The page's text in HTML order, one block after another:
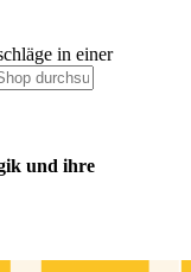
in einer
und ihre